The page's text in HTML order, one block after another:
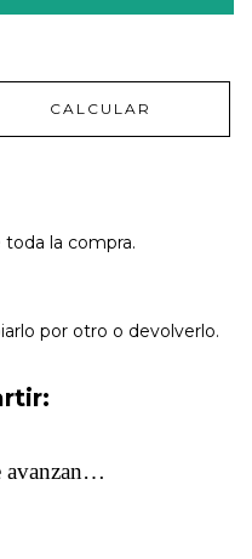
CALCULAR
la compra.
por otro o devolverlo.
avanzan…